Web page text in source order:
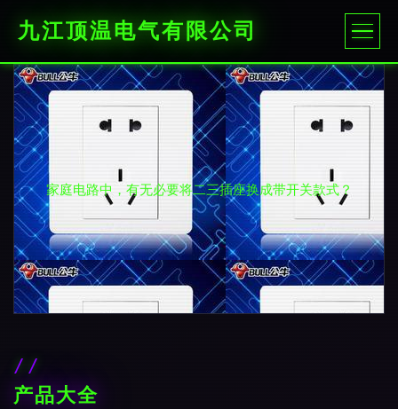
九江顶温电气有限公司
家庭电路中，有无必要将二三插座换成带开关款式？
产品大全